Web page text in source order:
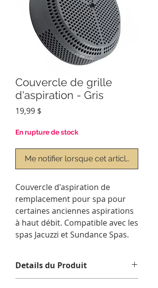
Couvercle de grille
d'aspiration - Gris
19,99 $
En rupture de stock
Me notifier lorsque cet article est
Couvercle d'aspiration de
remplacement pour spa pour
certaines anciennes aspirations
à haut débit. Compatible avec les
spas Jacuzzi et Sundance Spas.
Details du Produit